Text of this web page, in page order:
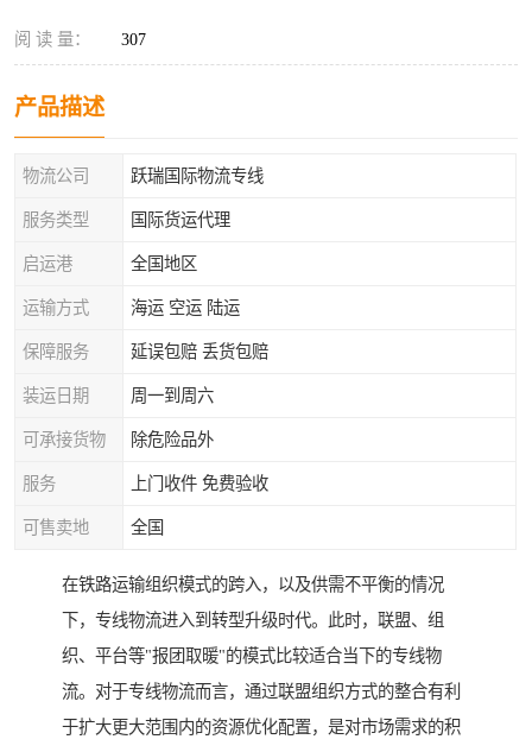
阅 读 量： 307
产品描述
物流公司 跃瑞国际物流专线
服务类型 国际货运代理
启运港 全国地区
运输方式 海运 空运 陆运
保障服务 延误包赔 丢货包赔
装运日期 周一到周六
可承接货物 除危险品外
服务 上门收件 免费验收
可售卖地 全国
在铁路运输组织模式的跨入，以及供需不平衡的情况
下，专线物流进入到转型升级时代。此时，联盟、组
织、平台等"报团取暖"的模式比较适合当下的专线物
流。对于专线物流而言，通过联盟组织方式的整合有利
于扩大更大范围内的资源优化配置，是对市场需求的积